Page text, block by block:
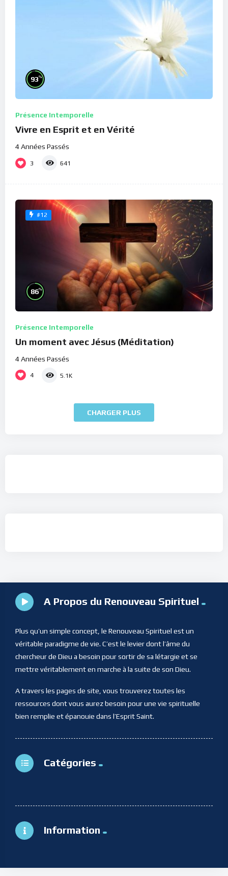
93%
Présence Intemporelle
Vivre en Esprit et en Vérité
4 Années Passés
3 641
#12
86%
Présence Intemporelle
Un moment avec Jésus (Méditation)
4 Années Passés
4 5.1K
CHARGER PLUS
A Propos du Renouveau Spirituel
Plus qu’un simple concept, le Renouveau Spirituel est un
véritable paradigme de vie. C’est le levier dont l’âme du
chercheur de Dieu a besoin pour sortir de sa létargie et se
mettre véritablement en marche à la suite de son Dieu.
A travers les pages de site, vous trouverez toutes les
ressources dont vous aurez besoin pour une vie spirituelle
bien remplie et épanouie dans l’Esprit Saint.
Catégories
Information